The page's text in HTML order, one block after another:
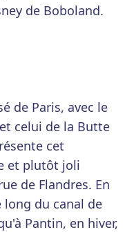
de Boboland.
de Paris, avec le
celui de la Butte
cet
et plutôt joli
de Flandres. En
du canal de
Pantin, en hiver,